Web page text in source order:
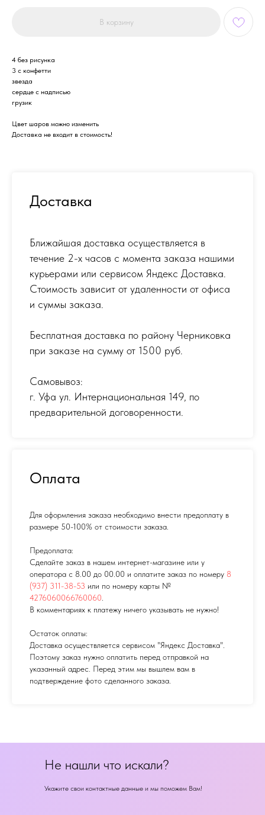
В корзину
4 без рисунка
3 с конфетти
звезда
сердце с надписью
грузик
Цвет шаров можно изменить
Доставка не входит в стоимость!
Доставка
Ближайшая доставка осуществляется в
течение 2-х часов с момента заказа нашими
курьерами или сервисом Яндекс Доставка.
Стоимость зависит от удаленности от офиса
и суммы заказа.
Бесплатная доставка по району Черниковка
при заказе на сумму от 1500 руб.
Самовывоз:
г. Уфа ул. Интернациональная 149, по
предварительной договоренности.
Оплата
Для оформления заказа необходимо внести предоплату в
размере 50-100% от стоимости заказа.
Предоплата:
Сделайте заказ в нашем интернет-магазине или у
оператора с 8.00 до 00.00 и оплатите заказ по номеру 8
(937) 311-38-53 или по номеру карты №
4276060066760060
В комментариях к платежу ничего указывать не нужно!
Остаток оплаты:
Доставка осуществляется сервисом "Яндекс Доставка".
Поэтому заказ нужно оплатить перед отправкой на
указанный адрес. Перед этим мы вышлем вам в
подтверждение фото сделанного заказа.
Не нашли что искали?
Укажите свои контактные данные и мы поможем Вам!